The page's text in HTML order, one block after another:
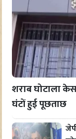
शराब घोटाला
घंटों हुई पूछताछ